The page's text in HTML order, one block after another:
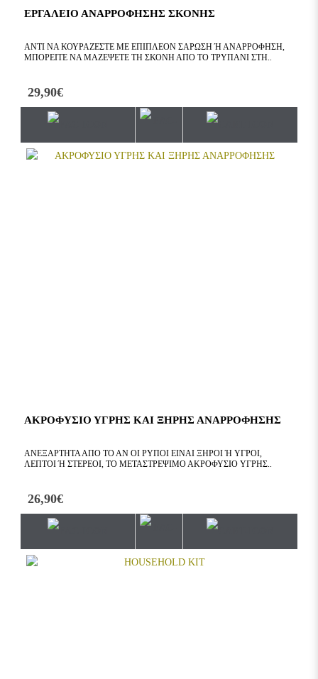
ΕΡΓΑΛΕΙΟ ΑΝΑΡΡΟΦΗΣΗΣ ΣΚΟΝΗΣ
ΑΝΤΊ ΝΑ ΚΟΥΡΆΖΕΣΤΕ ΜΕ ΕΠΙΠΛΈΟΝ ΣΆΡΩΣΗ Ή ΑΝΑΡΡΌΦΗΣΗ, Μ
ΠΟΡΕΊΤΕ ΝΑ ΜΑΖΈΨΕΤΕ ΤΗ ΣΚΌΝΗ ΑΠΌ ΤΟ ΤΡΥΠΆΝΙ ΣΤΗ..
29,90€
ΑΚΡΟΦΥΣΙΟ ΥΓΡΗΣ ΚΑΙ ΞΗΡΗΣ ΑΝΑΡΡΟΦΗΣΗΣ
ΑΝΕΞΆΡΤΗΤΑ ΑΠΌ ΤΟ ΑΝ ΟΙ ΡΎΠΟΙ ΕΊΝΑΙ ΞΗΡΟΊ Ή ΥΓΡΟΊ, Λ
ΕΠΤΟΊ Ή ΣΤΕΡΕΟΊ, ΤΟ ΜΕΤΑΣΤΡΈΨΙΜΟ ΑΚΡΟΦΎΣΙΟ ΥΓΡΉΣ..
26,90€